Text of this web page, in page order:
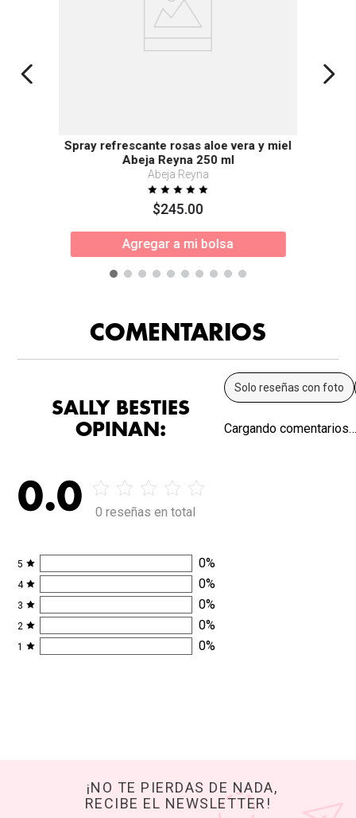
Spray refrescante rosas aloe vera y miel
Abeja Reyna 250 ml
Abeja Reyna
$245.00
Agregar a mi bolsa
COMENTARIOS
SALLY BESTIES
OPINAN:
0.0 0 reseñas en total
5 0%
4 0%
3 0%
2 0%
1 0%
Solo reseñas con foto
Cargando
¡NO TE PIERDAS DE NADA,
RECIBE EL NEWSLETTER!